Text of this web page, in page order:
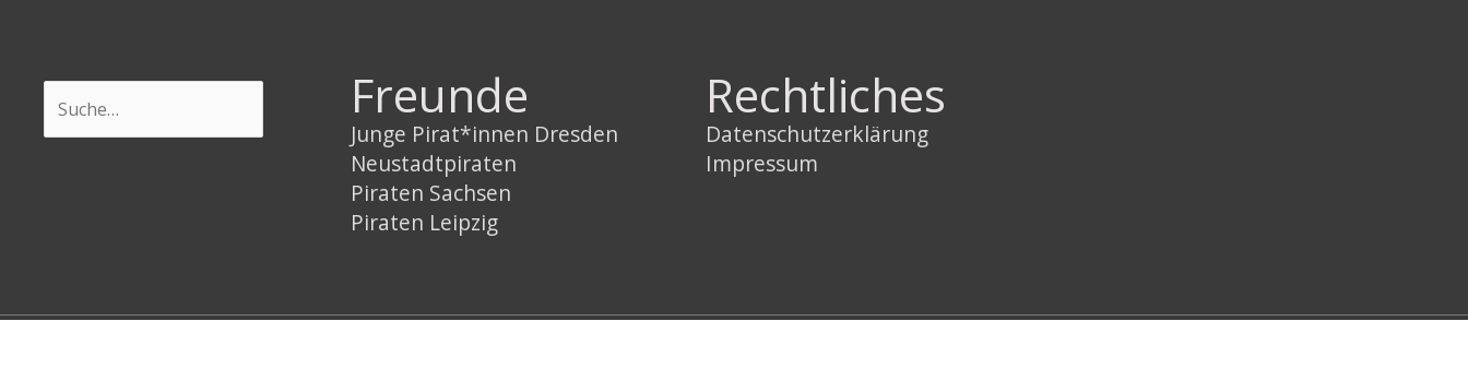
Freunde
Junge Pirat*innen Dresden
Neustadtpiraten
Piraten Sachsen
Piraten Leipzig
Rechtliches
Datenschutzerklärung
Impressum